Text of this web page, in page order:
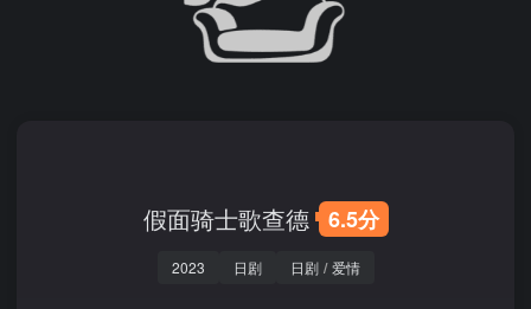
假面骑士歌查德 6.5分
2023 日剧 日剧 / 爱情